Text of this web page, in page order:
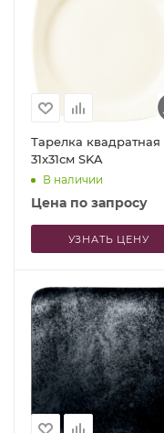
Тарелка квадратная
31x31см SKA
В наличии
Цена по запросу
УЗНАТЬ ЦЕНУ